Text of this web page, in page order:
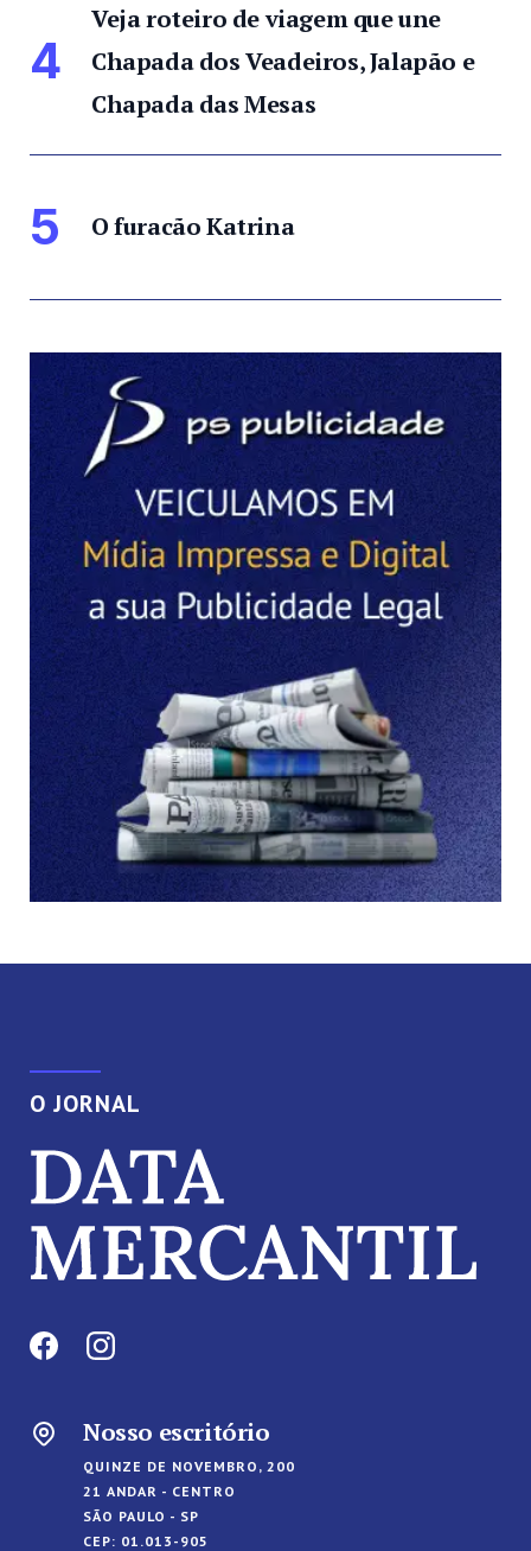
4
Veja roteiro de viagem que une
Chapada dos Veadeiros, Jalapão e
Chapada das Mesas
5 O furacão Katrina
O JORNAL
Nosso escritório
QUINZE DE NOVEMBRO, 200
21 ANDAR - CENTRO
SÃO PAULO - SP
CEP: 01.013-905